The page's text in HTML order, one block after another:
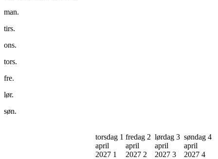
man.
tirs.
ons.
tors.
fre.
lør.
søn.
torsdag 1
april
2027 1
fredag 2
april
2027 2
lørdag 3
april
2027 3
søndag 4
april
2027 4